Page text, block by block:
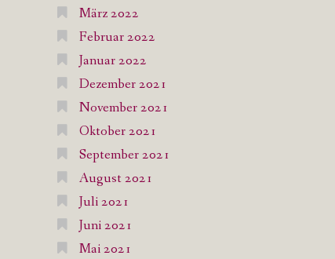
März 2022
Februar 2022
Januar 2022
Dezember 2021
November 2021
Oktober 2021
September 2021
August 2021
Juli 2021
Juni 2021
Mai 2021